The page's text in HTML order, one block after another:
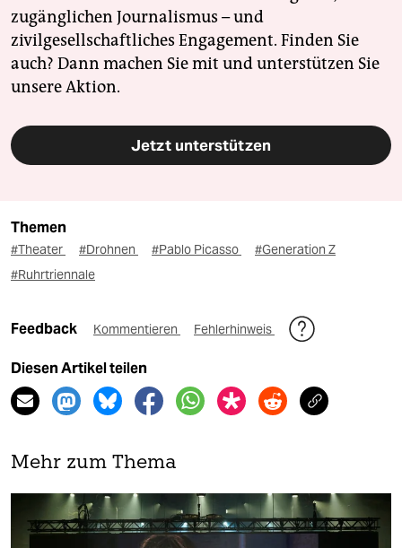
zugänglichen Journalismus – und
zivilgesellschaftliches Engagement. Finden Sie
auch? Dann machen Sie mit und unterstützen Sie
unsere Aktion.
Jetzt unterstützen
Themen
#Theater #Drohnen #Pablo Picasso
#Generation Z
#Ruhrtriennale
Feedback Kommentieren Fehlerhinweis
Diesen Artikel teilen
Mehr zum Thema